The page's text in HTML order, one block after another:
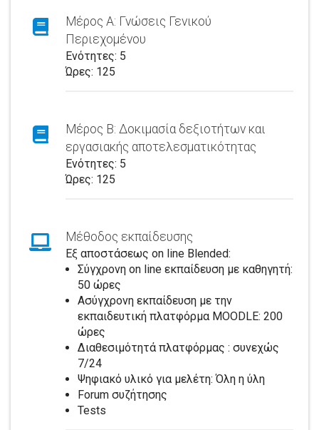
Μέρος Α: Γνώσεις Γενικού
Περιεχομένου
Ενότητες: 5
Ώρες: 125
Μέρος Β: Δοκιμασία δεξιοτήτων και
εργασιακής αποτελεσματικότητας
Ενότητες: 5
Ώρες: 125
Μέθοδος εκπαίδευσης
Εξ αποστάσεως on line Blended:
Σύγχρονη on line εκπαίδευση με καθηγητή:
50 ώρες
Ασύγχρονη εκπαίδευση με την
εκπαιδευτική πλατφόρμα MOODLE: 200
ώρες
Διαθεσιμότητά πλατφόρμας : συνεχώς
7/24
Ψηφιακό υλικό για μελέτη: Όλη η ύλη
Forum συζήτησης
Tests